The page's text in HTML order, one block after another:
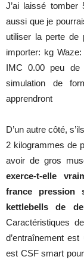
J’ai laissé tomber
aussi queje
utiliser la perte de
importer: kg Waze:
IMC 0.00 peu de
simulation de
apprendront
D’un autre côté, s’ils
2 kilogrammes de
avoir de gros
exerce-t-elle
france pression
kettlebells de
Caractéristiques
d’entraînement est
est CSF smart pour